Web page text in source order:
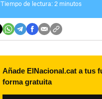
Tiempo de lectura: 2 minutos
Añade ElNacional.cat a tus
forma gratuita